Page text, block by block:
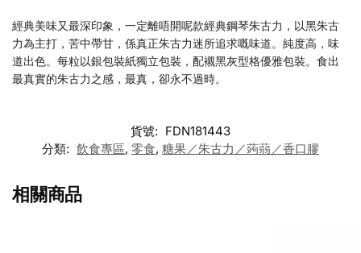
經典美味又最深印象，一定離唔開呢款經典鋼琴朱古力，以黑朱古
力為主打，苦中帶甘，係真正朱古力迷所追求嘅味道。純度高，味
道出色。每粒以銀包裝紙獨立包裝，配襯黑灰型格優雅包裝。食出
最真實的朱古力之感，最真，卻永不過時。
貨號: FDN181443
分類: 飲食專區, 零食, 糖果／朱古力／蒟蒻／香口膠
相關商品